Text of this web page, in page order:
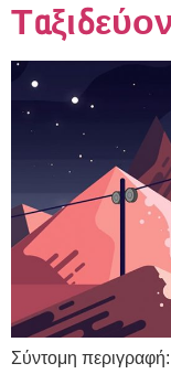
Σύντομη